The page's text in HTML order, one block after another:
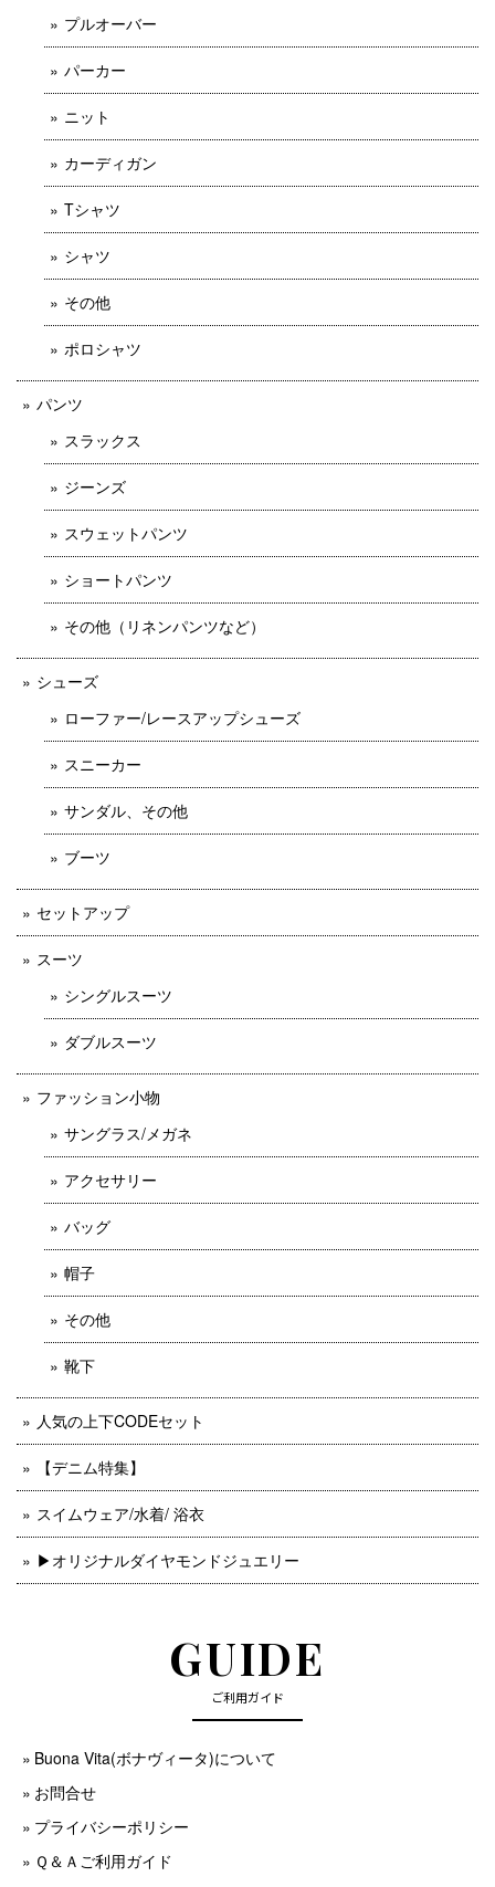
プルオーバー
パーカー
ニット
カーディガン
Tシャツ
シャツ
その他
ポロシャツ
パンツ
スラックス
ジーンズ
スウェットパンツ
ショートパンツ
その他（リネンパンツなど）
シューズ
ローファー/レースアップシューズ
スニーカー
サンダル、その他
ブーツ
セットアップ
スーツ
シングルスーツ
ダブルスーツ
ファッション小物
サングラス/メガネ
アクセサリー
バッグ
帽子
その他
靴下
人気の上下CODEセット
【デニム特集】
スイムウェア/水着/ 浴衣
▶︎オリジナルダイヤモンドジュエリー
GUIDE
ご利用ガイド
Buona Vita(ボナヴィータ)について
お問合せ
プライバシーポリシー
Ｑ＆Ａご利用ガイド